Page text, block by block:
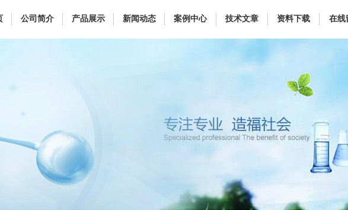
公司简介 产品展示 新闻动态 案例中心 技术文章 资料下载 在线